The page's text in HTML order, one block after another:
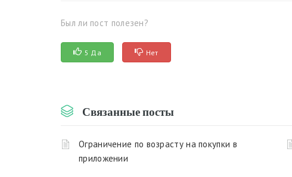
Был ли пост полезен?
5 Да Нет
Связанные посты
Ограничение по возрасту на покупки в
приложении